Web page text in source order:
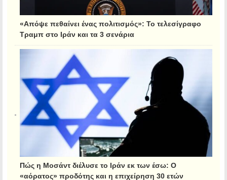
«Απόψε πεθαίνει ένας πολιτισμός»: Το τελεσίγραφο
Τραμπ στο Ιράν και τα 3 σενάρια
Πώς η Μοσάντ διέλυσε το Ιράν εκ των έσω: Ο
«αόρατος» προδότης και η επιχείρηση 30 ετών